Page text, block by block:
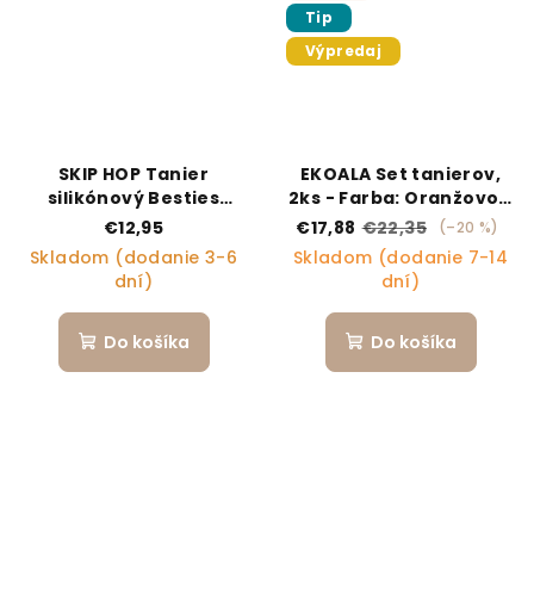
SKIP HOP Tanier
silikónový Besties
Squad Purple 2r+
€12,95
Skladom (dodanie 3-6
dní)
Do košíka
Tip
Výpredaj
EKOALA Set tanierov,
2ks - Farba: Oranžovo -
fialové
€17,88 €22,35 (–20 %)
Skladom (dodanie 7-14
dní)
Do košíka